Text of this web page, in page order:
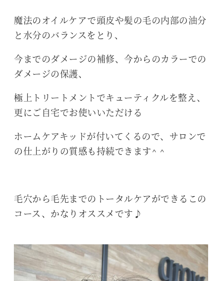
魔法のオイルケアで頭皮や髪の毛の内部の油分
と水分のバランスをとり、
今までのダメージの補修、今からのカラーでの
ダメージの保護、
極上トリートメントでキューティクルを整え、
更にご自宅でお使いいただける
ホームケアキッドが付いてくるので、サロンで
の仕上がりの質感も持続できます^ ^
毛穴から毛先までのトータルケアができるこの
コース、かなりオススメです♪